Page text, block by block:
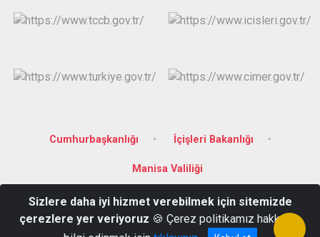
Cumhurbaşkanlığı İçişleri Bakanlığı
Manisa Valiliği
Merkezefendi Mahallesi, 3819 Sokak, No:80 Yunusemre/ MANİSA
0236 233 02 59
Sizlere daha iyi hizmet verebilmek için sitemizde
çerezlere yer veriyoruz 🍪 Çerez politikamız hakkında